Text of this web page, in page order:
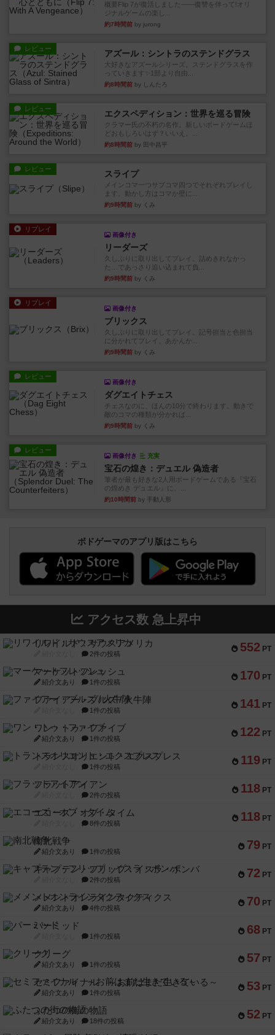
概要Flip 7が復活しました――復讐を伴って!オリ
ジナルゲームの楽し...
約7時間前 by jurong
レビュー アズール：シントラのステンドグラス
大好きなアズールシリーズ。ステンドグラスを作
っていきます✨1部より自由...
約8時間前 by しんたろ
レビュー エクスペディション：世界を巡る冒険
クラマー氏の不朽の名作。新しいボードゲームほ
どおもしろいはず？いいえ。...
約8時間前 by 田中昌平
レビュー スライプ
メインコマ一つサブコマ四つでそれぞれプレイし
ます。動かし方はコマか壁に...
約9時間前 by くみ
リプレイ
画像付き
リーダーズ
久しぶりに取り出してプレイ。詰めきれなかっ
た…であっさり追い込まれて負...
約9時間前 by くみ
リプレイ
画像付き
ブリックス
久しぶりに取り出してプレイ。記号担当と色担当
に分かれてプレイ。あかんか...
約9時間前 by くみ
レビュー
画像付き
ダグエイトチェス
チェスなのに、ほんの10分で終わります。動きで
敵のコマの種類が分かれば...
約9時間前 by くみ
レビュー
画像付き 充実
宝石の煌き：デュエル 偽造者
筆者が最も好きな2人用ボードゲームである『宝石
の煌めき デュエル』に、...
約10時間前 by 手動人形
ボドゲーマのアプリ版はこちら
アクセス数 急上昇中
552 PT
リワイルド：サウスアメリカ
2件の投稿
170 PT
マーケットフレッシュ
紹介文あり 1件の投稿
141 PT
ファイアー・ブルズ / 火牛陣
1件の投稿
122 PT
ワン・トゥ・ファイブ
紹介文あり 1件の投稿
119 PT
トランスオリエント・エクスプレス
1件の投稿
118 PT
フラットアイアン
2件の投稿
118 PT
エコーズ・オブ・タイム
8件の投稿
79 PT
南北戦争
紹介文あり 1件の投稿
72 PT
キャプテン・フリップ：イスラ・ボンバ
2件の投稿
70 PT
メメントオンラインタクティクス
紹介文あり 4件の投稿
68 PT
パーミッド
1件の投稿
57 PT
クリーグ
紹介文あり 1件の投稿
53 PT
セミファイナル ～お前はまだ生きている～
紹介文あり 1件の投稿
52 PT
ふたつの街の物語
紹介文あり 18件の投稿